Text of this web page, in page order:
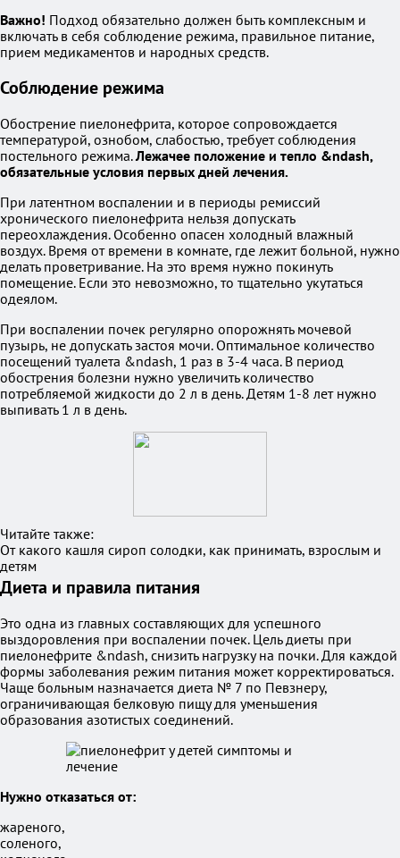
Важно! Подход обязательно должен быть комплексным и
включать в себя соблюдение режима, правильное питание,
прием медикаментов и народных средств.
Соблюдение режима
Обострение пиелонефрита, которое сопровождается
температурой, ознобом, слабостью, требует соблюдения
постельного режима.Лежачее положение и тепло &ndash,
обязательные условия первых дней лечения.
При латентном воспалении и в периоды ремиссий
хронического пиелонефрита нельзя допускать
переохлаждения. Особенно опасен холодный влажный
воздух. Время от времени в комнате, где лежит больной, нужно
делать проветривание. На это время нужно покинуть
помещение. Если это невозможно, то тщательно укутаться
одеялом.
При воспалении почек регулярно опорожнять мочевой
пузырь, не допускать застоя мочи. Оптимальное количество
посещений туалета &ndash, 1 раз в 3-4 часа. В период
обострения болезни нужно увеличить количество
потребляемой жидкости до 2 л в день. Детям 1-8 лет нужно
выпивать 1 л в день.
Читайте также:
От какого кашля сироп солодки, как принимать, взрослым и
детям
Диета и правила питания
Это одна из главных составляющих для успешного
выздоровления при воспалении почек. Цель диеты при
пиелонефрите &ndash, снизить нагрузку на почки. Для каждой
формы заболевания режим питания может корректироваться.
Чаще больным назначается диета № 7 по Певзнеру,
ограничивающая белковую пищу для уменьшения
образования азотистых соединений.
Нужно отказаться от:
жареного,
соленого,